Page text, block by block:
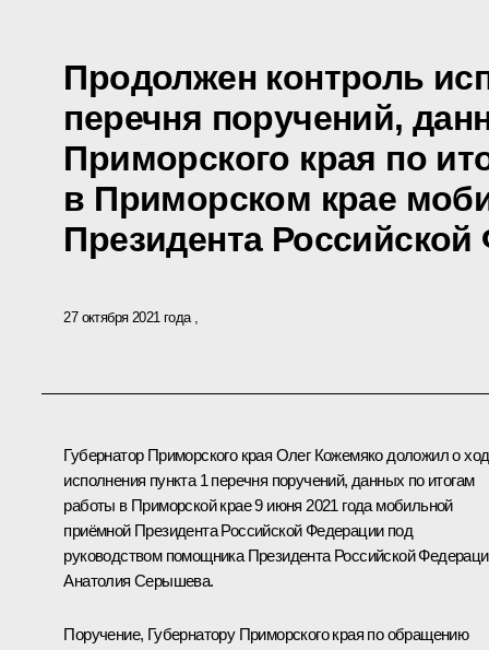
Продолжен контроль
перечня поручений,
Приморского края по
в Приморском крае
Президента
27 октября 2021 года
Губернатор Приморского края Олег Кожемяко доложил о
исполнения пункта 1 перечня поручений, данных по итогам
работы в Приморской крае 9 июня 2021 года мобильной
приёмной Президента Российской Федерации под
руководством помощника Президента Российской
Анатолия Серышева.
Поручение, Губернатору Приморского края по обращению